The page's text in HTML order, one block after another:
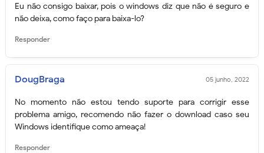
Eu não consigo baixar, pois o windows diz que não é seguro e
não deixa, como faço para baixa-lo?
Responder
DougBraga 05 junho, 2022
No momento não estou tendo suporte para corrigir esse
problema amigo, recomendo não fazer o download caso seu
Windows identifique como ameaça!
Responder